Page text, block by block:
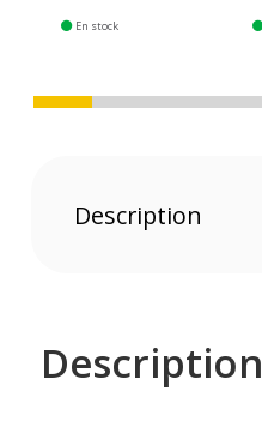
En stock
Description
Description